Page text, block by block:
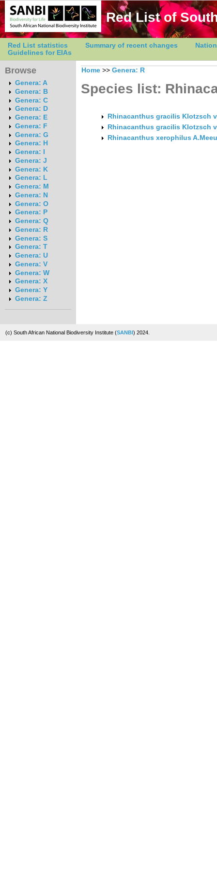
Red List of
Red List statistics Summary of recent changes
Guidelines for EIAs
Browse
Genera: A
Genera: B
Genera: C
Genera: D
Genera: E
Genera: F
Genera: G
Genera: H
Genera: I
Genera: J
Genera: K
Genera: L
Genera: M
Genera: N
Genera: O
Genera: P
Genera: Q
Genera: R
Genera: S
Genera: T
Genera: U
Genera: V
Genera: W
Genera: X
Genera: Y
Genera: Z
Home >> Genera: R
Species list:
Rhinacanthus gracilis Klotzsch
Rhinacanthus gracilis Klotzsch
Rhinacanthus xerophilus
(c) South African National Biodiversity Institute (SANBI) 2024.